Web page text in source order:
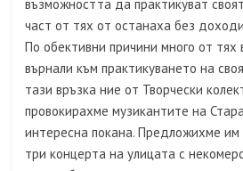
възможността да практикуват
част от тях от останаха без
По обективни причини много от тях
върнали към практикуването на
тази връзка ние от Творчески
провокирахме музикантите на
интересна покана. Предложихме
три концерта на улицата с